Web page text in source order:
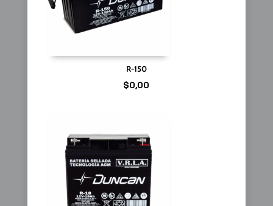
R-150
$0,00